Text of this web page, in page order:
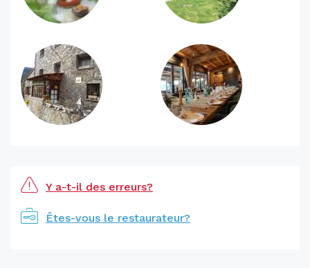
Y a-t-il des erreurs?
Êtes-vous le restaurateur?